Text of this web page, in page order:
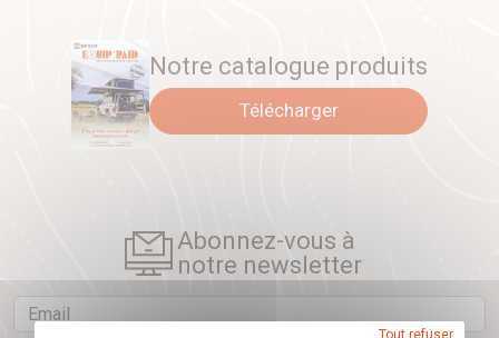
Notre catalogue produits
Télécharger
Abonnez-vous à
notre newsletter
Email
Tout refuser